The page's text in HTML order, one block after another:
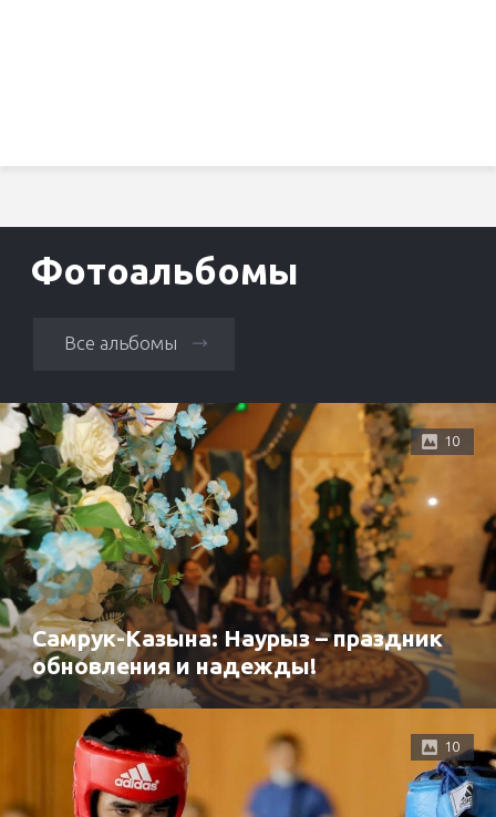
Фотоальбомы
Все альбомы
10
Самрук-Казына: Наурыз – праздник
обновления и надежды!
10